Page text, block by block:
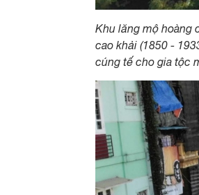
Khu lăng mộ hoàng
cao khải (1850 -
cúng tế cho gia tộc